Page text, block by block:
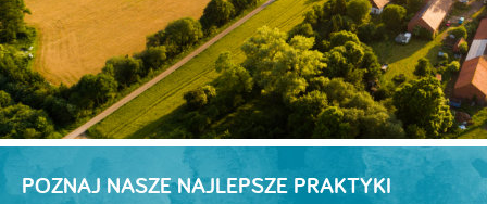
POZNAJ NASZE NAJLEPSZE PRAKTYKI